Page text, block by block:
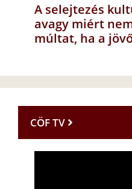
A selejtezés
avagy miért
múltat, ha a
CÖF TV